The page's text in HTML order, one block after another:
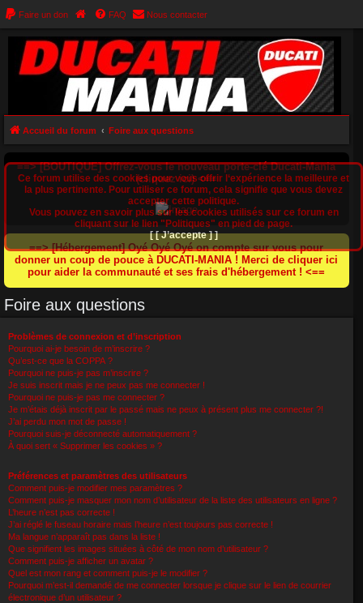
Faire un don FAQ Nous contacter
Accueil du forum Foire aux questions
==> [BOUTIQUE] Offrez-vous le nouveau porte-clé Ducati-Mania
(cliquez ici) <==
==> [Hébergement] Oyé Oyé Oyé on compte sur vous pour
donner un coup de pouce à DUCATI-MANIA ! Merci de cliquer ici
pour aider la communauté et ses frais d'hébergement ! <==
Foire aux questions
Problèmes de connexion et d’inscription
Pourquoi ai-je besoin de m’inscrire ?
Qu’est-ce que la COPPA ?
Pourquoi ne puis-je pas m’inscrire ?
Je suis inscrit mais je ne peux pas me connecter !
Pourquoi ne puis-je pas me connecter ?
Je m’étais déjà inscrit par le passé mais ne peux à présent plus me connecter ?!
J’ai perdu mon mot de passe !
Pourquoi suis-je déconnecté automatiquement ?
À quoi sert « Supprimer les cookies » ?
Préférences et paramètres des utilisateurs
Comment puis-je modifier mes paramètres ?
Comment puis-je masquer mon nom d’utilisateur de la liste des utilisateurs en ligne ?
L’heure n’est pas correcte !
J’ai réglé le fuseau horaire mais l’heure n’est toujours pas correcte !
Ma langue n’apparaît pas dans la liste !
Que signifient les images situées à côté de mon nom d’utilisateur ?
Comment puis-je afficher un avatar ?
Quel est mon rang et comment puis-je le modifier ?
Pourquoi m’est-il demandé de me connecter lorsque je clique sur le lien de courrier
électronique d’un utilisateur ?
Ce forum utilise des cookies pour vous offrir l‘expérience la meilleure et
la plus pertinente. Pour utiliser ce forum, cela signifie que vous devez
accepter cette politique.
Vous pouvez en savoir plus sur les cookies utilisés sur ce forum en
cliquant sur le lien "Politiques" en pied de page.
[ [ J’accepte ] ]